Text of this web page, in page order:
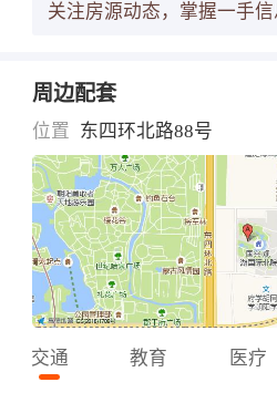
关注房源动态，掌握一手信
周边配套
位置 东四环北路88号
交通 教育 医疗